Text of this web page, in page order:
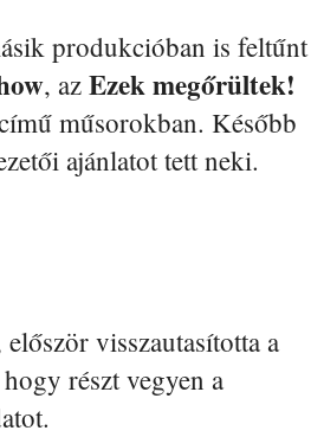
produkcióban is feltűnt
, az Ezek megőrültek!
műsorokban. Később
ajánlatot tett neki.
visszautasította a
részt vegyen a